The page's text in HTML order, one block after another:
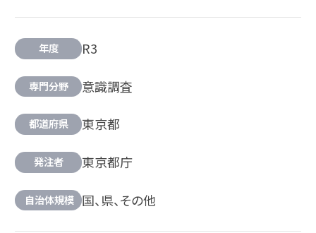
年度 R3
専門分野 意識調査
都道府県 東京都
発注者 東京都庁
自治体規模 国、県、その他